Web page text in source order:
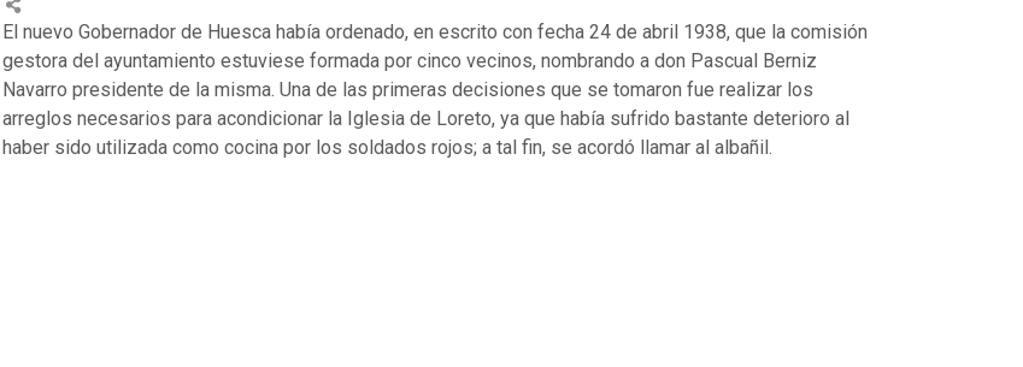
El nuevo Gobernador de Huesca había ordenado, en escrito con fecha 24 de abril 1938, que la comisión
gestora del ayuntamiento estuviese formada por cinco vecinos, nombrando a don Pascual Berniz
Navarro presidente de la misma. Una de las primeras decisiones que se tomaron fue realizar los
arreglos necesarios para acondicionar la Iglesia de Loreto, ya que había sufrido bastante deterioro al
haber sido utilizada como cocina por los soldados rojos; a tal fin, se acordó llamar al albañil.